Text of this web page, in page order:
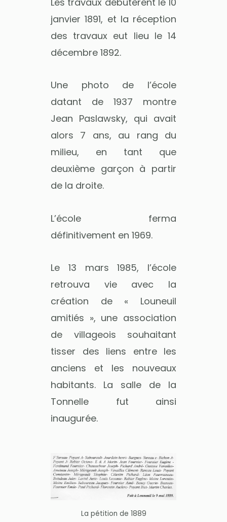
janvier 1891, et la réception
des travaux eut lieu le 14
décembre 1892.
Une photo de l’école
datant de 1937 montre
Jean Paslawsky, qui avait
alors 7 ans, au rang du
milieu, en tant que
deuxième garçon à partir
de la droite.
L’école ferma
définitivement en 1969.
Le 13 mars 1985, l’école
retrouva vie avec la
création de « Louneuil
amitiés », une association
de villageois souhaitant
tisser des liens entre les
anciens et les nouveaux
habitants. La salle de la
Tonnelle fut ainsi
inaugurée.
La pétition de 1889